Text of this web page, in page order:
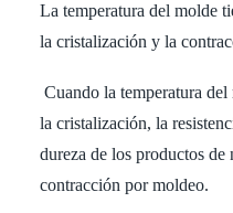
La temperatura del molde
la cristalización y la
Cuando la temperatura del
la cristalización, la
dureza de los productos de
contracción por moldeo.